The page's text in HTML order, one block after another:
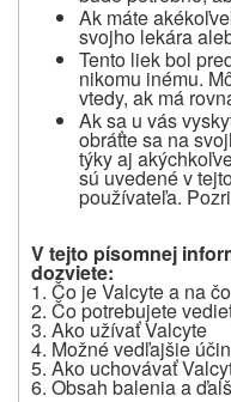
Ak máte
svojho lekára
Tento liek bol
nikomu inému.
vtedy, ak má
Ak sa u vás
obráťte sa na
týky aj
sú uvedené v
používateľa.
V tejto písomnej
dozviete:
1. Čo je Valcyte a na
2. Čo potrebujete
3. Ako užívať Valcyte
4. Možné vedľajšie
5. Ako uchovávať
6. Obsah balenia a